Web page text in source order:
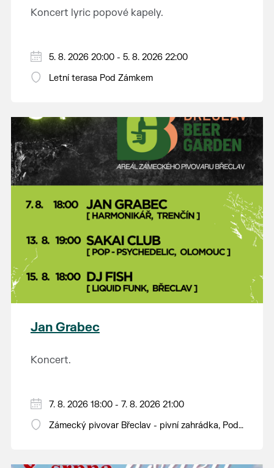
Koncert lyric popové kapely.
5. 8. 2026 20:00 - 5. 8. 2026 22:00
Letní terasa Pod Zámkem
Jan Grabec
Koncert.
7. 8. 2026 18:00 - 7. 8. 2026 21:00
Zámecký pivovar Břeclav - pivní zahrádka, Pod